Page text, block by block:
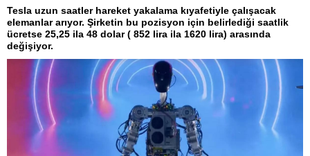
Tesla uzun saatler hareket yakalama kıyafetiyle çalışacak
elemanlar arıyor. Şirketin bu pozisyon için belirlediği saatlik
ücretse 25,25 ila 48 dolar ( 852 lira ila 1620 lira) arasında
değişiyor.